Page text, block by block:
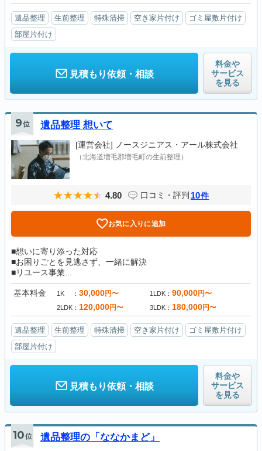
遺品整理 生前整理 特殊清掃 空き家片付け
ゴミ屋敷片付け
部屋片付け
見積もり依頼・相談
料金や
サービス
を見る
9位 遺品整理 想いて
[運営会社] ノースジニアス・アール株式会社
（北海道増毛郡増毛町の生前整理）
4.80 口コミ・評判 10件
お気に入りに追加
■想いに寄り添った対応
■お困りごとを見逃さず、一緒に解決
■リユース事業...
基本料金 1K 30,000円〜 1LDK 90,000円〜
2LDK 120,000円〜 3LDK 180,000円〜
遺品整理 生前整理 特殊清掃 空き家片付け
ゴミ屋敷片付け
部屋片付け
見積もり依頼・相談
料金や
サービス
を見る
10位 遺品整理の「ななかまど」